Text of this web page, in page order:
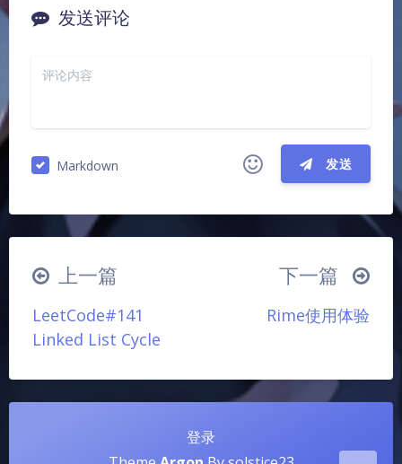
Sans Serif Serif
日落
发送评论
Markdown 发送
|´・ω・)ノ ヾ(≧∇≦*)ゝ
(☆ω☆)
∠( ᐛ 」∠)＿
୧(๑•̀⌄•́๑)૭
(ノ°ο°)ノ
(´இ皿இ｀)
⌇●﹏●⌇
(╯°A°)╯︵○○○
φ(￣∇￣o)
( ,,´･ω･)ﾉ"(´っω･｀｡)
上一篇
LeetCode#141
Linked List Cycle
下一篇
Rime使用体验
登录